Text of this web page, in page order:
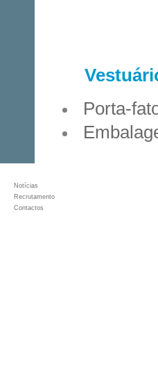
Porta-
Notícias
Recrutamento
Contactos